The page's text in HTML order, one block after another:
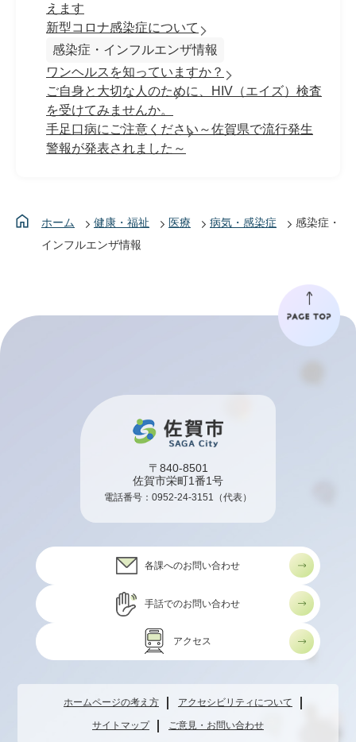
えます
新型コロナ感染症について
感染症・インフルエンザ情報
ワンヘルスを知っていますか？
ご自身と大切な人のために、HIV（エイズ）検査
を受けてみませんか。
手足口病にご注意ください～佐賀県で流行発生
警報が発表されました～
ホーム 健康・福祉 医療 病気・感染症
感染症・
インフルエンザ情報
〒840-8501
佐賀市栄町1番1号
電話番号： 0952-24-3151 （代表）
各課へのお問い合わせ
手話でのお問い合わせ
アクセス
ホームページの考え方 アクセシビリティについて
サイトマップ ご意見・お問い合わせ